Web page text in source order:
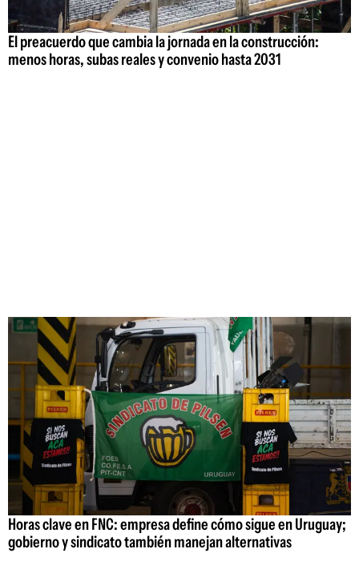
El preacuerdo que cambia la jornada en la construcción:
menos horas, subas reales y convenio hasta 2031
Horas clave en FNC: empresa define cómo sigue en Uruguay;
gobierno y sindicato también manejan alternativas